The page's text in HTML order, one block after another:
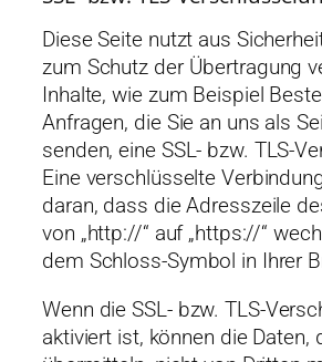
Diese Seite nutzt aus
zum Schutz der Übertragung
Inhalte, wie zum Beispiel
Anfragen, die Sie an uns als
senden, eine SSL- bzw. TLS-
Eine verschlüsselte
daran, dass die Adresszeile
von „http://“ auf „https://“
dem Schloss-Symbol in Ihrer
Wenn die SSL- bzw. TLS-
aktiviert ist, können die Daten,